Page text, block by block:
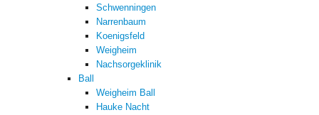
Schwenningen
Narrenbaum
Koenigsfeld
Weigheim
Nachsorgeklinik
Ball
Weigheim Ball
Hauke Nacht